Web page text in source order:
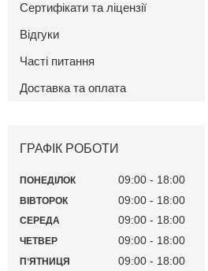
Сертифікати та ліцензії
Відгуки
Часті питання
Доставка та оплата
ГРАФІК РОБОТИ
ПОНЕДІЛОК 09:00 18:00
ВІВТОРОК 09:00 18:00
СЕРЕДА 09:00 18:00
ЧЕТВЕР 09:00 18:00
ПʼЯТНИЦЯ 09:00 18:00